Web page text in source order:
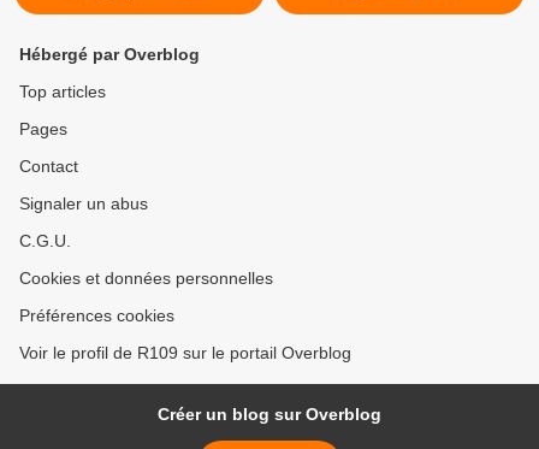
Hébergé par Overblog
Top articles
Pages
Contact
Signaler un abus
C.G.U.
Cookies et données personnelles
Préférences cookies
Voir le profil de R109 sur le portail Overblog
Créer un blog sur Overblog